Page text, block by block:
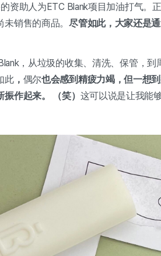
资助人为ETC Blank项目加油打气。
未销售的商品。尽管如此，大家还是
，从垃圾的收集、清洗、保管，
此， 偶尔也会感到精疲力竭，但一想
作起来。 （笑） 这可以说是让我能